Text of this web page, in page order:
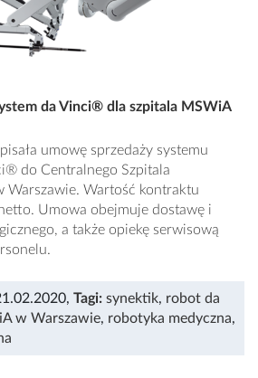
da Vinci® dla szpitala MSWiA
umowę sprzedaży systemu
do Centralnego Szpitala
Warszawie. Wartość kontraktu
Umowa obejmuje dostawę i
a także opiekę serwisową
, Tagi: synektik, robot da
w Warszawie, robotyka medyczna,